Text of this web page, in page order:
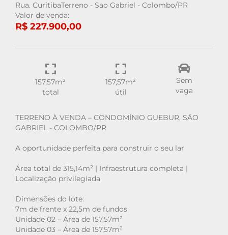
Rua. CuritibaTerreno - Sao Gabriel - Colombo/PR
Valor de venda:
R$ 227.900,00
157,57m²
total
157,57m²
útil
Sem
vaga
TERRENO À VENDA – CONDOMÍNIO GUEBUR, SÃO
GABRIEL - COLOMBO/PR
A oportunidade perfeita para construir o seu lar
Área total de 315,14m² | Infraestrutura completa |
Localização privilegiada
Dimensões do lote:
7m de frente x 22,5m de fundos
Unidade 02 – Área de 157,57m²
Unidade 03 – Área de 157,57m²